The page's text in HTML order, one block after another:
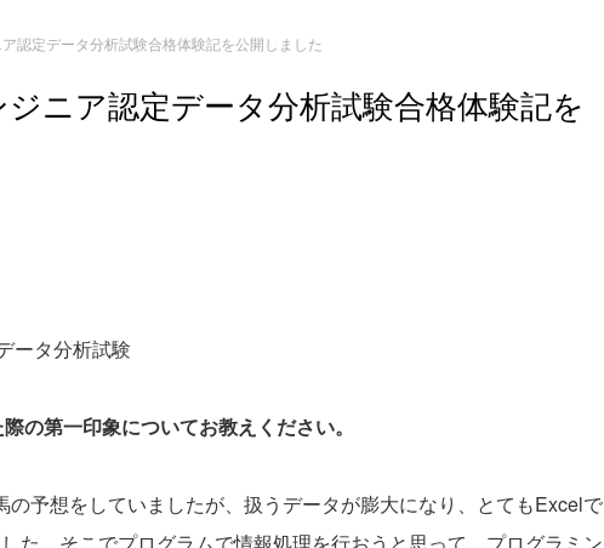
認定データ分析試験合格体験記を公開しました
ニア認定データ分析試験合格体験記を
ータ分析試験
第一印象についてお教えください。
予想をしていましたが、扱うデータが膨大になり、とてもExcelで
た。そこでプログラムで情報処理を行おうと思って、プログラミン